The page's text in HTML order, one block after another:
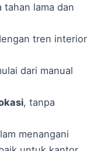
tahan lama dan
tren interior
dari manual
, tanpa
menangani